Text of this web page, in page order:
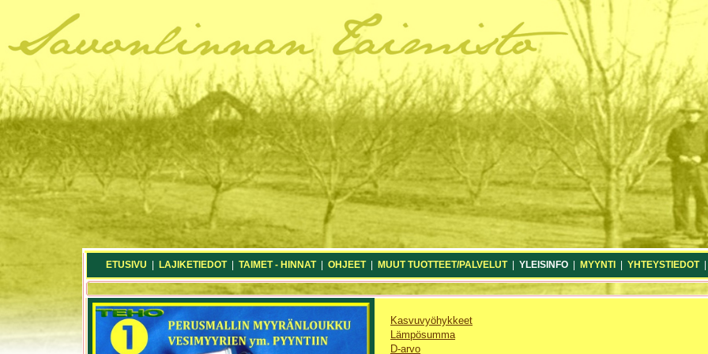
ETUSIVU LAJIKETIEDOT| TAIMET - HINNAT| OHJEET| MUUT TUOTTEET/PALVELUT| YLEISINFO MYYNTI YHTEYSTIEDOT
Kasvuvyöhykkeet
Lämpösumma
D-arvo